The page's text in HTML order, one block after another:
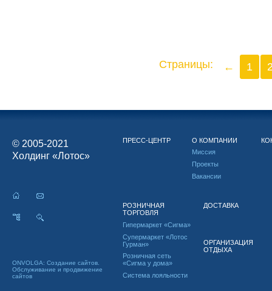
Страницы: ← 1
© 2005-2021
Холдинг «Лотос»
ONVOLGA: Создание сайтов.
Обслуживание и продвижение
сайтов
ПРЕСС-ЦЕНТР
О КОМПАНИИ
Миссия
Проекты
Вакансии
РОЗНИЧНАЯ
ТОРГОВЛЯ
Гипермаркет «Сигма»
Супермаркет «Лотос
Гурман»
Розничная сеть
«Сигма у дома»
Система лояльности
ДОСТАВКА
ОРГАНИЗАЦИЯ
ОТДЫХА